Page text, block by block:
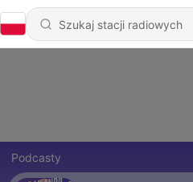
Podcasty